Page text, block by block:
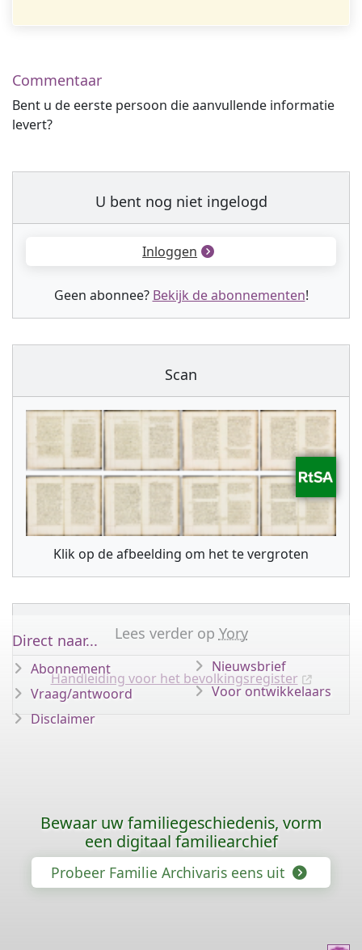
Commentaar
Bent u de eerste persoon die aanvullende informatie
levert?
U bent nog niet ingelogd
Inloggen
Geen abonnee? Bekijk de abonnementen!
Scan
Klik op de afbeelding om het te vergroten
Lees verder op Yory
Handleiding voor het bevolkingsregister
Direct naar...
Abonnement
Vraag/antwoord
Disclaimer
Nieuwsbrief
Voor ontwikkelaars
Bewaar uw familiegeschiedenis, vorm
een digitaal familiearchief
Probeer Familie Archivaris eens uit